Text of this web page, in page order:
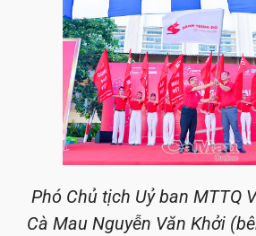
Phó Chủ tịch Uỷ ban MTTQ
Cà Mau Nguyễn Văn Khởi